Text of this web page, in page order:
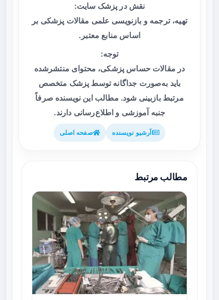
نقش در پزشک سایت:
تهیه، ترجمه و بازنویسی علمی مقالات پزشکی بر
اساس منابع معتبر.
توجه:
در مقالات حساس پزشکی، محتوای منتشرشده
باید به‌صورت جداگانه توسط پزشک متخصص
مرتبط بازبینی شود. مطالب این نویسنده صرفاً
جنبه آموزشی و اطلاع‌رسانی دارند.
آرشیو نویسنده صفحه اصلی
مطالب مرتبط